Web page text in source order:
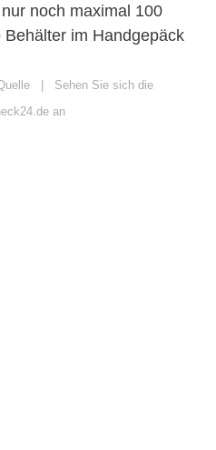
noch maximal 100
im Handgepäck
| Sehen Sie sich die
an